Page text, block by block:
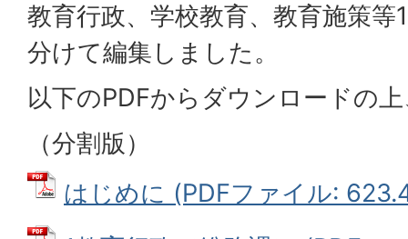
教育行政、学校教育、教育施策
分けて編集しました。
以下のPDFからダウンロードの
（分割版）
はじめに (PDFファイル: